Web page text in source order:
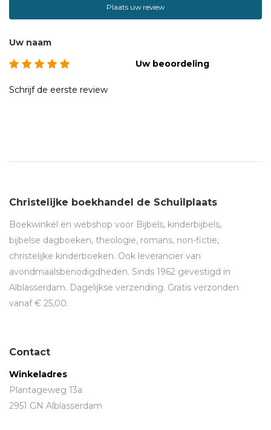
Plaats uw review
Uw naam
Uw beoordeling
Schrijf de eerste review
Christelijke boekhandel de Schuilplaats
Boekwinkel en webshop voor Bijbels, kinderbijbels,
bijbelse dagboeken, theologie, romans, non-fictie,
christelijke kinderboeken. Ook leverancier van
avondmaalsbenodigdheden. Sinds 1962 gevestigd in
Alblasserdam. Dagelijkse verzending. Gratis verzonden
vanaf € 25,00.
Contact
Winkeladres
Plantageweg 13a
2951 GN Alblasserdam